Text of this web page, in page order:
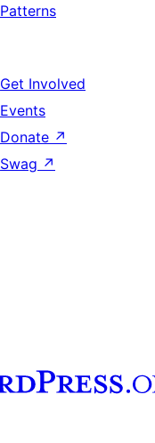
Patterns
Get Involved
Events
Donate ↗
Swag ↗